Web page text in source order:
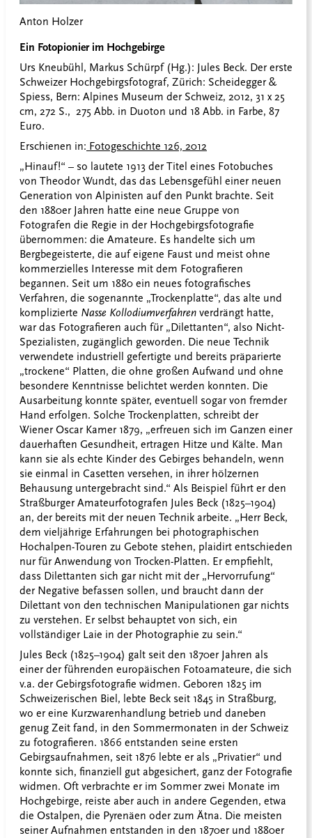
Anton Holzer
Ein Fotopionier im Hochgebirge
Urs Kneubühl, Markus Schürpf (Hg.): Jules Beck. Der erste
Schweizer Hochgebirgsfotograf, Zürich: Scheidegger &
Spiess, Bern: Alpines Museum der Schweiz, 2012, 31 x 25
cm, 272 S., 275 Abb. in Duoton und 18 Abb. in Farbe, 87
Euro.
Erschienen in: Fotogeschichte 126, 2012
„Hinauf!“ – so lautete 1913 der Titel eines Fotobuches
von Theodor Wundt, das das Lebensgefühl einer neuen
Generation von Alpinisten auf den Punkt brachte. Seit
den 1880er Jahren hatte eine neue Gruppe von
Fotografen die Regie in der Hochgebirgsfotografie
übernommen: die Amateure. Es handelte sich um
Bergbegeisterte, die auf eigene Faust und meist ohne
kommerzielles Interesse mit dem Fotografieren
begannen. Seit um 1880 ein neues fotografisches
Verfahren, die sogenannte „Trockenplatte“, das alte und
komplizierte Nasse Kollodiumverfahren verdrängt hatte,
war das Fotografieren auch für „Dilettanten“, also Nicht-
Spezialisten, zugänglich geworden. Die neue Technik
verwendete industriell gefertigte und bereits präparierte
„trockene“ Platten, die ohne großen Aufwand und ohne
besondere Kenntnisse belichtet werden konnten. Die
Ausarbeitung konnte später, eventuell sogar von fremder
Hand erfolgen. Solche Trockenplatten, schreibt der
Wiener Oscar Kamer 1879, „erfreuen sich im Ganzen einer
dauerhaften Gesundheit, ertragen Hitze und Kälte. Man
kann sie als echte Kinder des Gebirges behandeln, wenn
sie einmal in Casetten versehen, in ihrer hölzernen
Behausung untergebracht sind.“ Als Beispiel führt er den
Straßburger Amateurfotografen Jules Beck (1825–1904)
an, der bereits mit der neuen Technik arbeite. „Herr Beck,
dem vieljährige Erfahrungen bei photographischen
Hochalpen-Touren zu Gebote stehen, plaidirt entschieden
nur für Anwendung von Trocken-Platten. Er empfiehlt,
dass Dilettanten sich gar nicht mit der „Hervorrufung“
der Negative befassen sollen, und braucht dann der
Dilettant von den technischen Manipulationen gar nichts
zu verstehen. Er selbst behauptet von sich, ein
vollständiger Laie in der Photographie zu sein.“
Jules Beck (1825–1904) galt seit den 1870er Jahren als
einer der führenden europäischen Fotoamateure, die sich
v.a. der Gebirgsfotografie widmen. Geboren 1825 im
Schweizerischen Biel, lebte Beck seit 1845 in Straßburg,
wo er eine Kurzwarenhandlung betrieb und daneben
genug Zeit fand, in den Sommermonaten in der Schweiz
zu fotografieren. 1866 entstanden seine ersten
Gebirgsaufnahmen, seit 1876 lebte er als „Privatier“ und
konnte sich, finanziell gut abgesichert, ganz der Fotografie
widmen. Oft verbrachte er im Sommer zwei Monate im
Hochgebirge, reiste aber auch in andere Gegenden, etwa
die Ostalpen, die Pyrenäen oder zum Ätna. Die meisten
seiner Aufnahmen entstanden in den 1870er und 1880er